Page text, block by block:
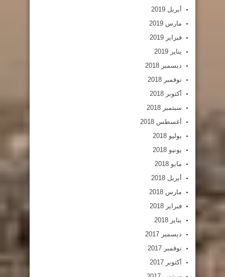
أبريل 2019
مارس 2019
فبراير 2019
يناير 2019
ديسمبر 2018
نوفمبر 2018
أكتوبر 2018
سبتمبر 2018
أغسطس 2018
يوليو 2018
يونيو 2018
مايو 2018
أبريل 2018
مارس 2018
فبراير 2018
يناير 2018
ديسمبر 2017
نوفمبر 2017
أكتوبر 2017